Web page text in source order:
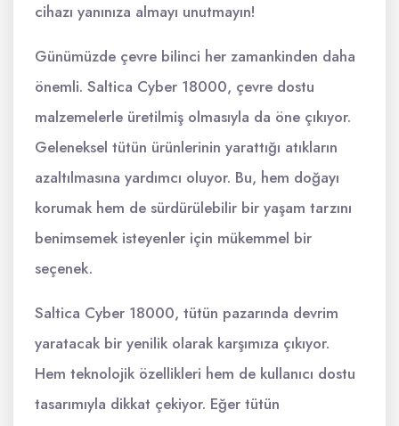
cihazı yanınıza almayı unutmayın!
Günümüzde çevre bilinci her zamankinden daha
önemli. Saltica Cyber 18000, çevre dostu
malzemelerle üretilmiş olmasıyla da öne çıkıyor.
Geleneksel tütün ürünlerinin yarattığı atıkların
azaltılmasına yardımcı oluyor. Bu, hem doğayı
korumak hem de sürdürülebilir bir yaşam tarzını
benimsemek isteyenler için mükemmel bir
seçenek.
Saltica Cyber 18000, tütün pazarında devrim
yaratacak bir yenilik olarak karşımıza çıkıyor.
Hem teknolojik özellikleri hem de kullanıcı dostu
tasarımıyla dikkat çekiyor. Eğer tütün